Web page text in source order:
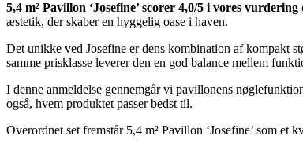
5,4 m² Pavillon ‘Josefine’ scorer 4,0/5 i vores
æstetik, der skaber en hyggelig oase i haven.
Det unikke ved Josefine er dens kombination af kompakt
samme prisklasse leverer den en god balance mellem
I denne anmeldelse gennemgår vi pavillonens
også, hvem produktet passer bedst til.
Overordnet set fremstår 5,4 m² Pavillon ‘Josefine’ som